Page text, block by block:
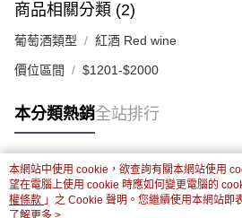
商品相關分類 (2)
葡萄酒類型 紅酒 Red wine
價位區間 $1201-$2000
本分類熱銷全站排行
熱門標籤
本網站中使用 cookie，欲查詢有關本網站使用
望在電腦上使用 cookie 時應如何變更電腦的
權條款 」之 Cookie 聲明。您繼續使用本網站即
用條款之 Cookie 聲明使用 cookie。
了解更多 >